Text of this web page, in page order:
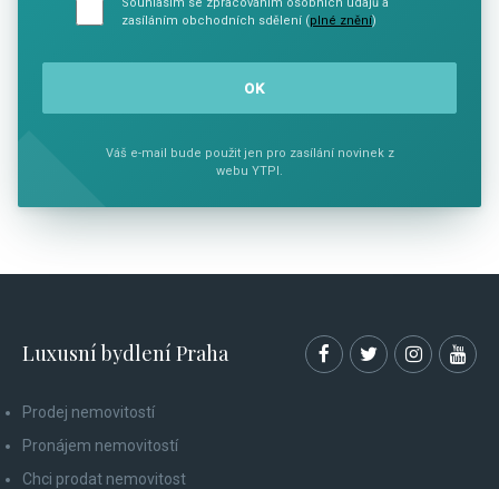
zasíláním obchodních sdělení (plné znění)
Váš e-mail bude použit jen pro zasílání novinek z
webu YTPI.
Luxusní bydlení Praha
Prodej nemovitostí
Pronájem nemovitostí
Chci prodat nemovitost